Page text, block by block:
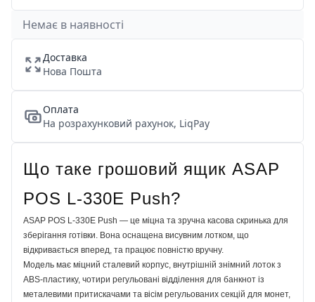
Немає в наявності
Доставка
Нова Пошта
Оплата
На розрахунковий рахунок, LiqPay
Що таке грошовий ящик ASAP
POS L-330E Push?
ASAP POS L-330E Push — це міцна та зручна касова скринька для
зберігання готівки. Вона оснащена висувним лотком, що
відкривається вперед, та працює повністю вручну.
Модель має міцний сталевий корпус, внутрішній знімний лоток з
ABS-пластику, чотири регульовані відділення для банкнот із
металевими притискачами та вісім регульованих секцій для монет,